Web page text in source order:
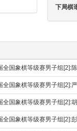
下局棋
全国象棋等级赛男子组[2]:
全国象棋等级赛男子组[2]:
全国象棋等级赛男子组[2]:
全国象棋等级赛男子组[2]: